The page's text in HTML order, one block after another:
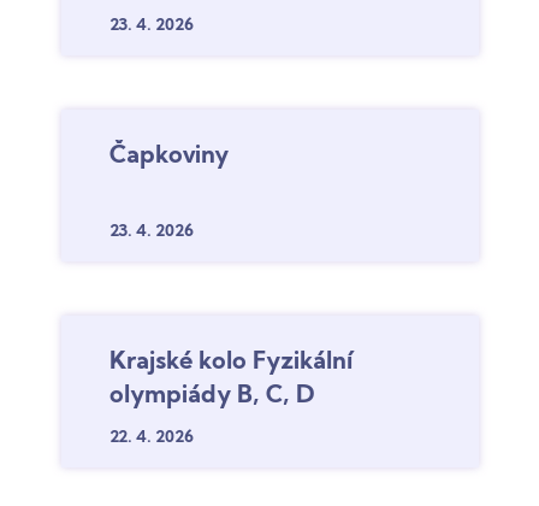
23. 4. 2026
Čapkoviny
23. 4. 2026
Krajské kolo Fyzikální
olympiády B, C, D
22. 4. 2026